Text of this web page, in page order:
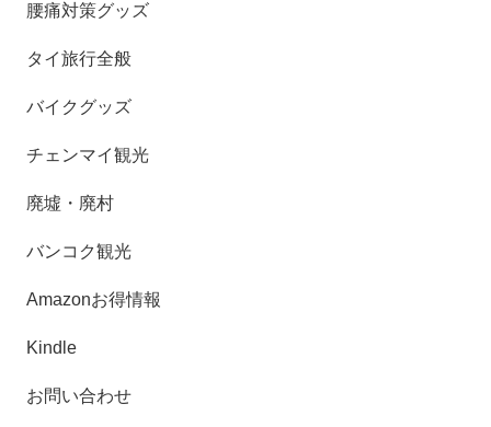
腰痛対策グッズ
タイ旅行全般
バイクグッズ
チェンマイ観光
廃墟・廃村
バンコク観光
Amazonお得情報
Kindle
お問い合わせ